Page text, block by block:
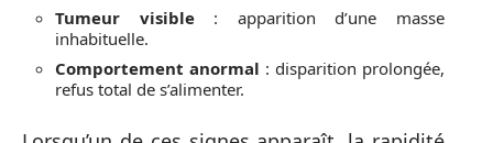
Tumeur visible: apparition d’une masse
inhabituelle.
Comportement anormal : disparition prolongée,
refus total de s’alimenter.